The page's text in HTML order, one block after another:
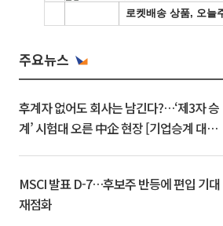
주요뉴스
후계자 없어도 회사는 남긴다?…‘제3자 승
계’ 시험대 오른 中企 현장 [기업승계 대전
MSCI 발표 D-7…후보주 반등에 편입 기대
재점화